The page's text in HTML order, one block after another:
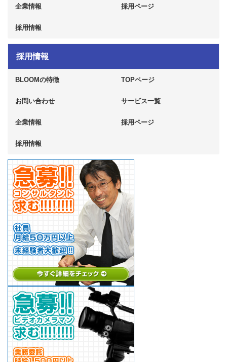
企業情報 採用ページ
採用情報
採用情報
BLOOMの特徴 TOPページ
お問い合わせ サービス一覧
企業情報 採用ページ
採用情報